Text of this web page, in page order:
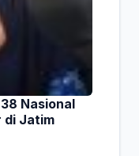
Nasional
di Jatim